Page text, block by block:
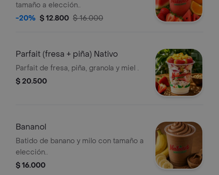
tamaño a elección..
-20% $ 12.800 $ 16.000
Parfait (fresa + piña) Nativo
Parfait de fresa, piña, granola y miel .
$ 20.500
Bananol
Batido de banano y milo con tamaño a
elección..
$ 16.000